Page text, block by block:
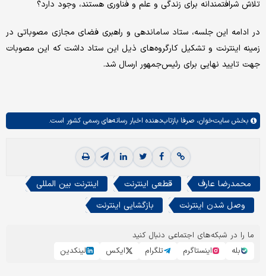
تلاش شرافتمندانه برای زندگی و علم و فناوری هستند، ‌وجود دارد؟
در ادامه این جلسه، ستاد ساماندهی و راهبری فضای مجازی مصوباتی در
زمینه اینترنت و تشکیل کارگروه‌های ذیل این ستاد داشت که این مصوبات
جهت تایید نهایی برای رئیس‌جمهور ارسال شد.
بخش سایت‌خوان، صرفا بازتاب‌دهنده اخبار رسانه‌های رسمی کشور است.
محمدرضا عارف قطعی اینترنت
اینترنت بین المللی
وصل شدن اینترنت
بازگشایی اینترنت
ما را در شبکه‌های اجتماعی دنبال کنید
بله
اینستاگرم تلگرام ایکس لینکدین